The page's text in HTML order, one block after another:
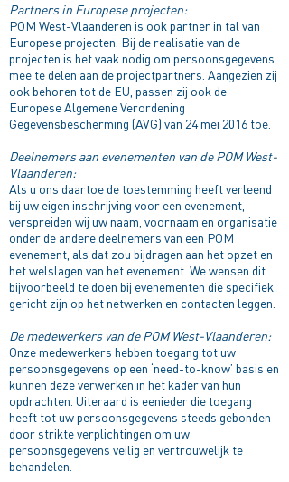
Partners in Europese projecten:
POM West-Vlaanderen is ook partner in tal van
Europese projecten. Bij de realisatie van de
projecten is het vaak nodig om persoonsgegevens
mee te delen aan de projectpartners. Aangezien zij
ook behoren tot de EU, passen zij ook de
Europese Algemene Verordening
Gegevensbescherming (AVG) van 24 mei 2016 toe.
Deelnemers aan evenementen van de POM West-
Vlaanderen:
Als u ons daartoe de toestemming heeft verleend
bij uw eigen inschrijving voor een evenement,
verspreiden wij uw naam, voornaam en organisatie
onder de andere deelnemers van een POM
evenement, als dat zou bijdragen aan het opzet en
het welslagen van het evenement. We wensen dit
bijvoorbeeld te doen bij evenementen die specifiek
gericht zijn op het netwerken en contacten leggen.
De medewerkers van de POM West-Vlaanderen:
Onze medewerkers hebben toegang tot uw
persoonsgegevens op een ‘need-to-know’ basis en
kunnen deze verwerken in het kader van hun
opdrachten. Uiteraard is eenieder die toegang
heeft tot uw persoonsgegevens steeds gebonden
door strikte verplichtingen om uw
persoonsgegevens veilig en vertrouwelijk te
behandelen.